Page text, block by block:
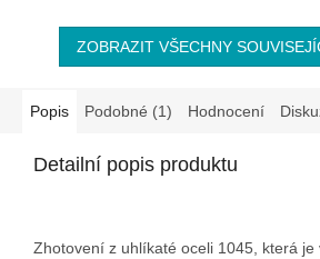
ZOBRAZIT VŠECHNY
Popis Podobné (1) Hodnocení
Detailní popis produktu
Zhotovení z uhlíkaté oceli 1045, která je